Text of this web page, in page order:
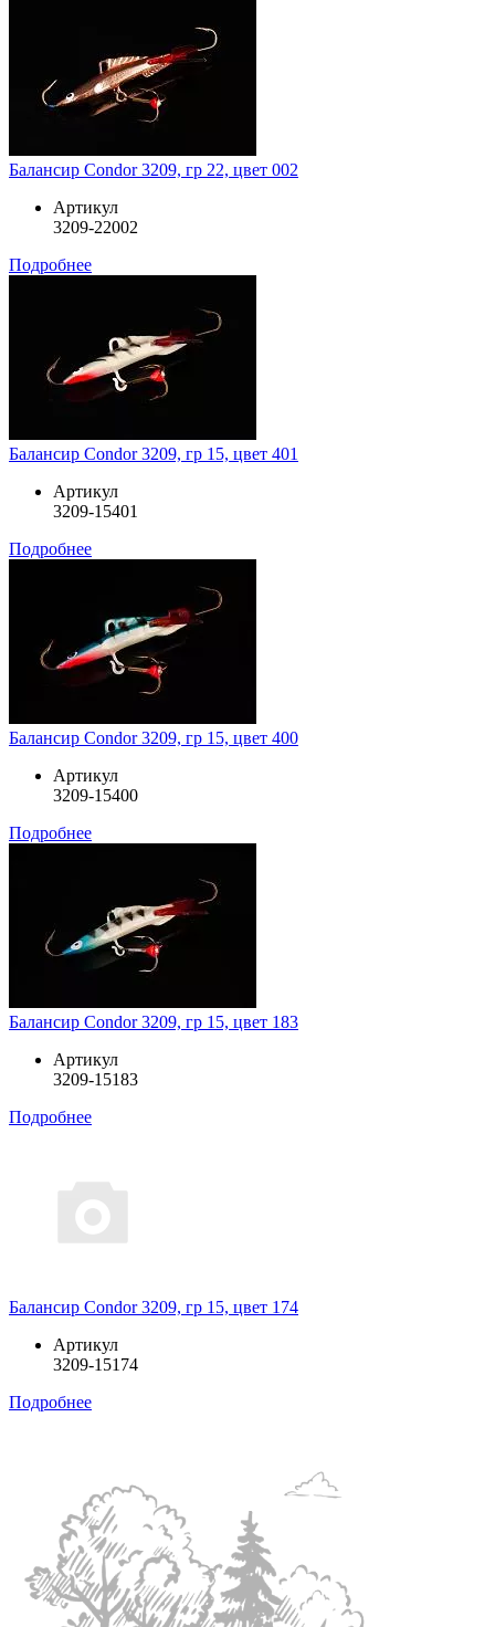
Балансир Condor 3209, гр 22, цвет 002
Артикул
3209-22002
Подробнее
Балансир Condor 3209, гр 15, цвет 401
Артикул
3209-15401
Подробнее
Балансир Condor 3209, гр 15, цвет 400
Артикул
3209-15400
Подробнее
Балансир Condor 3209, гр 15, цвет 183
Артикул
3209-15183
Подробнее
Балансир Condor 3209, гр 15, цвет 174
Артикул
3209-15174
Подробнее